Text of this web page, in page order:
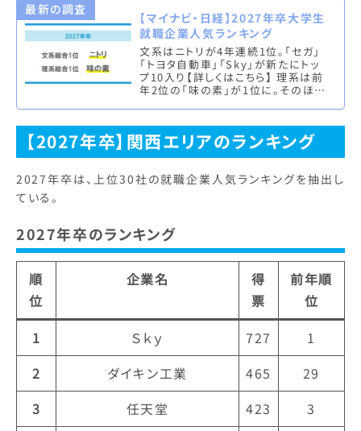
最新の調査
【マイナビ・日経】2027年卒大学生
就職企業人気ランキング
文系はニトリが4年連続1位。「セガ」
「トヨタ自動車」「Sky」が新たにトッ
プ10入り【詳しくはこちら】 理系は前
年2位の「味の素」が1位に。そのほか
【2027年卒】関西エリアのランキング
2027年卒は、上位30社の就職企業人気ランキングを抽出し
ている。
2027年卒のランキング
順
位
企業名
得
票
前年順
位
1
Ｓｋｙ 727
1
2
ダイキン工業 465
29
3
任天堂 423
3